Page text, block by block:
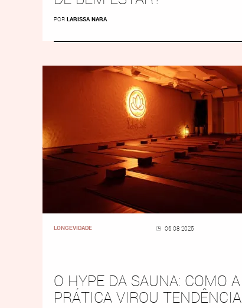
POR LARISSA NARA
LONGEVIDADE 06 08 2025
O HYPE DA SAUNA: COMO A
PRÁTICA VIROU TENDÊNCIA